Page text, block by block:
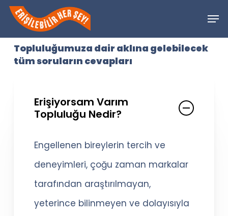
Skip
main
content
Topluluğumuza dair aklına gelebilecek
tüm soruların cevapları
Erişiyorsam Varım
Topluluğu Nedir?
Engellenen bireylerin tercih ve
deneyimleri, çoğu zaman markalar
tarafından araştırılmayan,
yeterince bilinmeyen ve dolayısıyla
Close
Menu